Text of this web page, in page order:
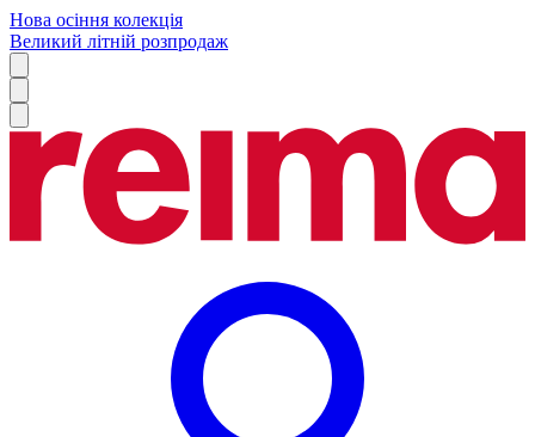
Нова осіння колекція
Великий літній розпродаж